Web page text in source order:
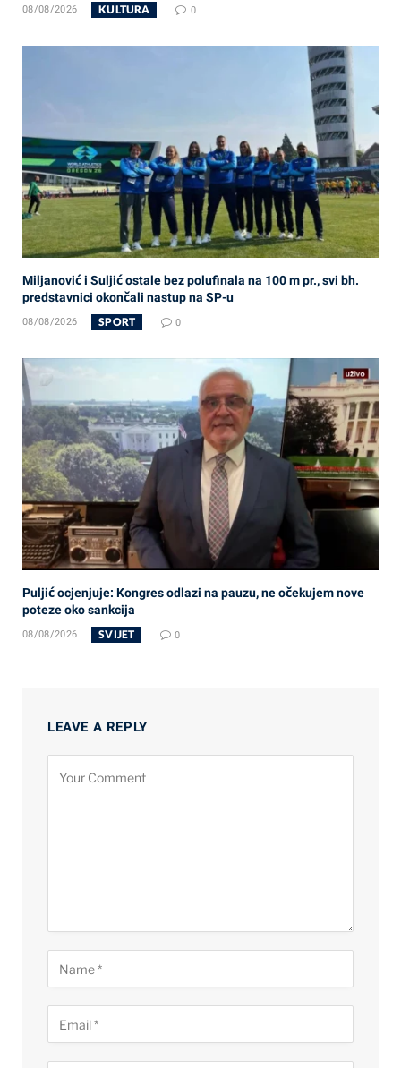
08/08/2026 KULTURA 0
Miljanović i Suljić ostale bez polufinala na 100 m pr., svi bh.
predstavnici okončali nastup na SP-u
08/08/2026 SPORT 0
Puljić ocjenjuje: Kongres odlazi na pauzu, ne očekujem nove
poteze oko sankcija
08/08/2026 SVIJET 0
LEAVE A REPLY